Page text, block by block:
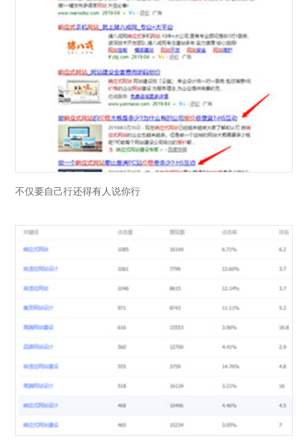
不仅要自己行还得有人说你行